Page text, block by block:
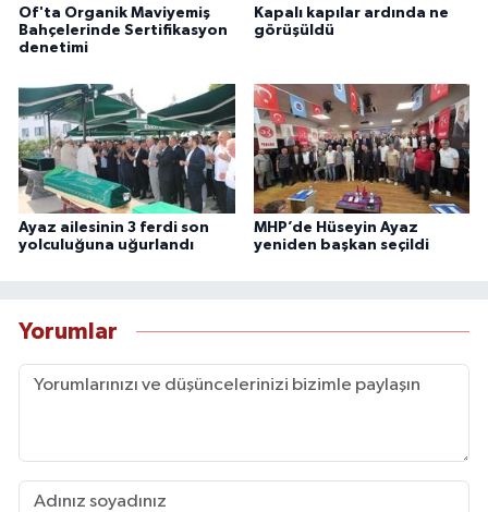
Of'ta Organik Maviyemiş
Bahçelerinde Sertifikasyon
denetimi
Kapalı kapılar ardında ne
görüşüldü
Ayaz ailesinin 3 ferdi son
yolculuğuna uğurlandı
MHP’de Hüseyin Ayaz
yeniden başkan seçildi
Yorumlar